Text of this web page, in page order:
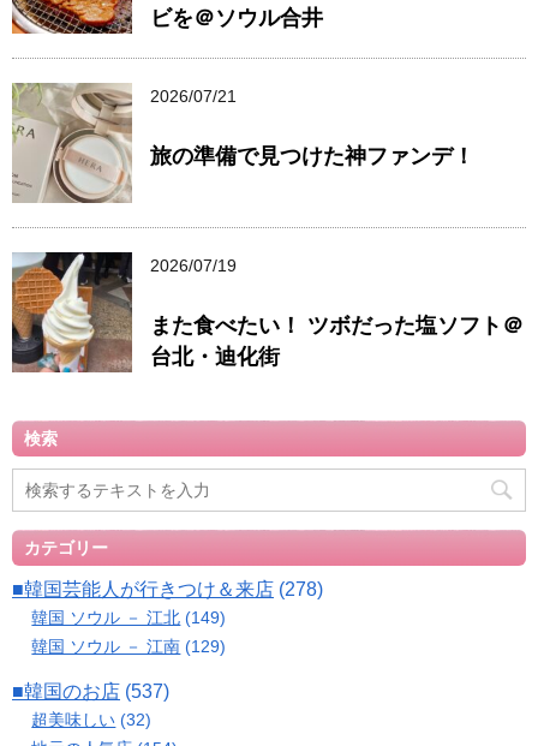
ビを＠ソウル合井
2026/07/21
旅の準備で見つけた神ファンデ！
2026/07/19
また食べたい！ ツボだった塩ソフト＠
台北・迪化街
検索
カテゴリー
■韓国芸能人が行きつけ＆来店 (278)
韓国 ソウル － 江北 (149)
韓国 ソウル － 江南 (129)
■韓国のお店 (537)
超美味しい (32)